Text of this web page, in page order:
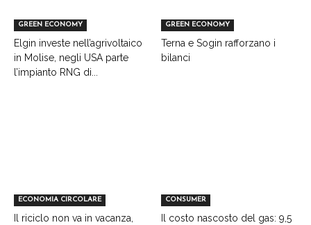
GREEN ECONOMY
Elgin investe nell’agrivoltaico
in Molise, negli USA parte
l’impianto RNG di...
GREEN ECONOMY
Terna e Sogin rafforzano i
bilanci
ECONOMIA CIRCOLARE
Il riciclo non va in vacanza,
CONSUMER
Il costo nascosto del gas: 9,5